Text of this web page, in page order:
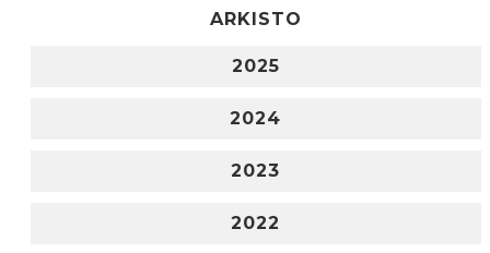
ARKISTO
2025
2024
2023
2022